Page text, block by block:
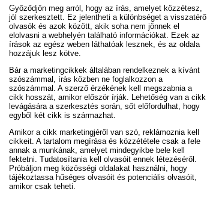
Győződjön meg arról, hogy az írás, amelyet közzétesz,
jól szerkesztett. Ez jelentheti a különbséget a visszatérő
olvasók és azok között, akik soha nem jönnek el
elolvasni a webhelyén található információkat. Ezek az
írások az egész weben láthatóak lesznek, és az oldala
hozzájuk lesz kötve.
Bár a marketingcikkek általában rendelkeznek a kívánt
szószámmal, írás közben ne foglalkozzon a
szószámmal. A szerző érzékének kell megszabnia a
cikk hosszát, amikor először írják. Lehetőség van a cikk
levágására a szerkesztés során, sőt előfordulhat, hogy
egyből két cikk is származhat.
Amikor a cikk marketingjéről van szó, reklámoznia kell
cikkeit. A tartalom megírása és közzététele csak a fele
annak a munkának, amelyet mindegyikbe bele kell
fektetni. Tudatosítania kell olvasóit ennek létezéséről.
Próbáljon meg közösségi oldalakat használni, hogy
tájékoztassa hűséges olvasóit és potenciális olvasóit,
amikor csak teheti.